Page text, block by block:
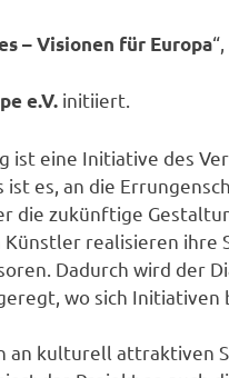
– Visionen für Europa“,
e.V. initiiert.
ist eine Initiative des
es, an die
die zukünftige
realisieren ihre
Dadurch wird der
wo sich Initiativen
an kulturell attraktiven